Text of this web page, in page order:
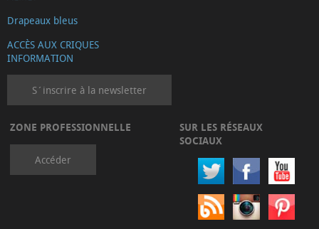
Drapeaux bleus
ACCÈS AUX CRIQUES
INFORMATION
S´inscrire à la newsletter
ZONE PROFESSIONNELLE
Accéder
SUR LES RÉSEAUX
SOCIAUX